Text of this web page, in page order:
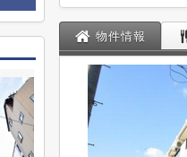
物件情報